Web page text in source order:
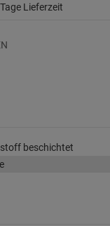
Lieferzeit
beschichtet